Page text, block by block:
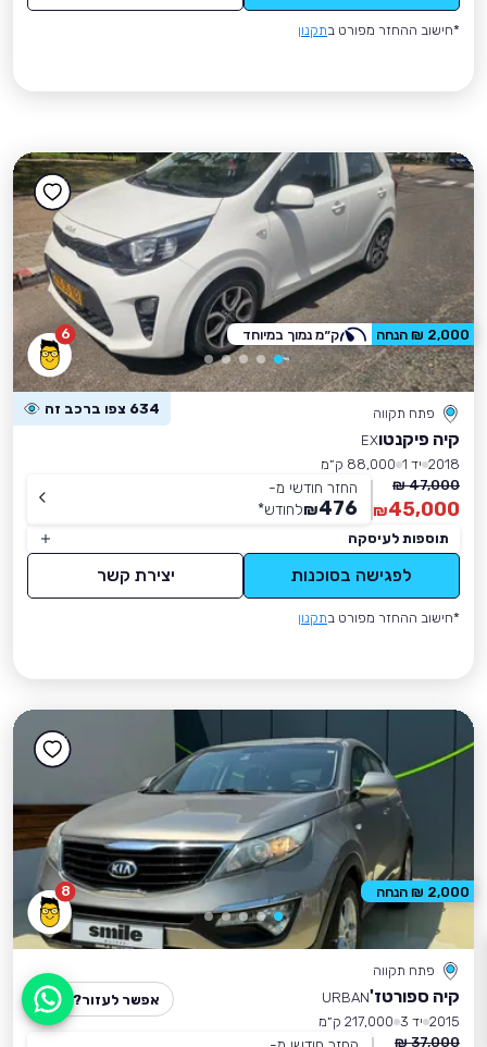
*חישוב ההחזר מפורט בתקנון
6
פתח תקווה 634 צפו ברכב זה
קיה פיקנטוEX
2018 יד 1
88,000 ק״מ
47,000 ₪
45,000
₪
החזר חודשי מ-
476
₪לחודש*
תוספות לעיסקה
לפגישה בסוכנות יצירת קשר
*חישוב ההחזר מפורט בתקנון
2,000 ₪ הנחה ק״מ נמוך במיוחד
8
פתח תקווה
קיה ספורטז'URBAN
2015 יד 3
217,000 ק״מ
37,000 ₪
2,000 ₪ הנחה
אפשר לעזור?